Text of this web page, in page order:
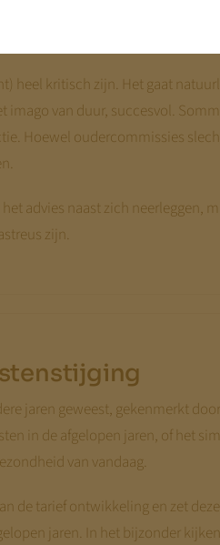
heel kritisch zijn. Het gaat
imago van duur, succesvol.
Hoewel oudercommissies
advies naast zich neerleggen,
zijn.
jaren geweest, gekenmerkt
in de afgelopen jaren, of het
van vandaag.
de tarief ontwikkeling en zet
jaren. In het bijzonder